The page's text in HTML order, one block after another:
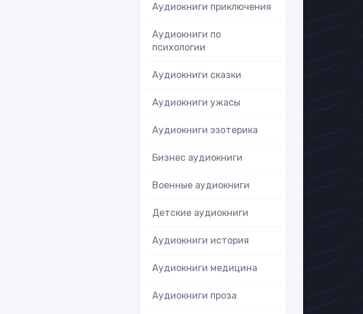
Аудиокниги приключения
Аудиокниги по
психологии
Аудиокниги сказки
Аудиокниги ужасы
Аудиокниги эзотерика
Бизнес аудиокниги
Военные аудиокниги
Детские аудиокниги
Аудиокниги история
Аудиокниги медицина
Аудиокниги проза